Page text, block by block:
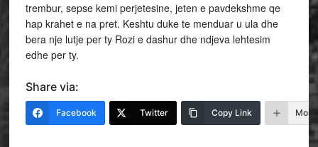
trembur, sepse kemi perjetesine, jeten e pavdekshme qe
hap krahet e na pret. Keshtu duke te menduar u ula dhe
bera nje lutje per ty Rozi e dashur dhe ndjeva lehtesim
edhe per ty.
Share via:
Facebook Twitter Copy Link More